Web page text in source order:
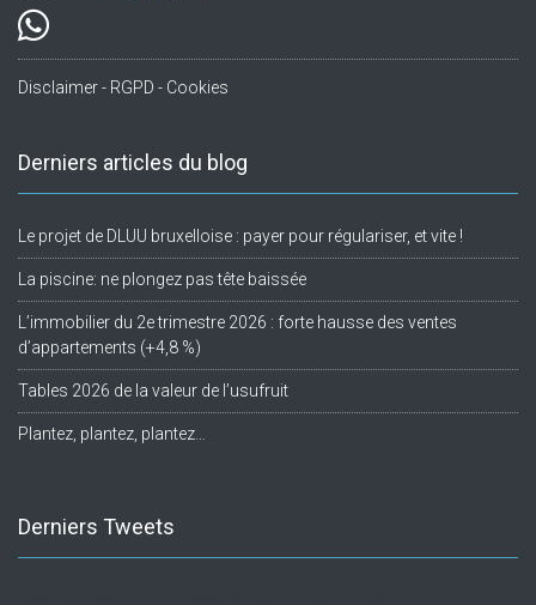
Disclaimer - RGPD - Cookies
Derniers articles du blog
Le projet de DLUU bruxelloise : payer pour régulariser, et vite !
La piscine: ne plongez pas tête baissée
L’immobilier du 2e trimestre 2026 : forte hausse des ventes
d’appartements (+4,8 %)
Tables 2026 de la valeur de l’usufruit
Plantez, plantez, plantez…
Derniers Tweets